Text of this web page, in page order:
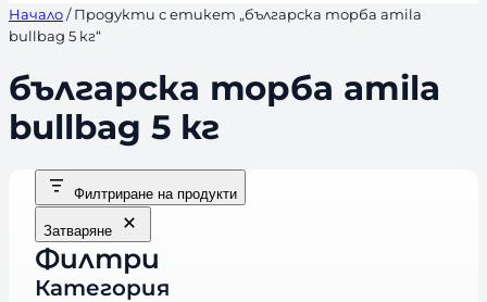
Начало/ Продукти с етикет „българска торба amila
bullbag 5 кг“
българска торба amila
bullbag 5 кг
Филтриране на продукти
Затваряне
Филтри
Категория